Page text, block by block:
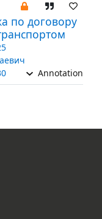
по договору
Annotation